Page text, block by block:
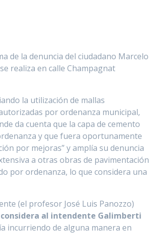
de la denuncia del ciudadano Marcelo
realiza en calle Champagnat
la utilización de mallas
por ordenanza municipal,
da cuenta que la capa de cemento
y que fuera oportunamente
por mejoras” y amplía su denuncia
a otras obras de pavimentación
por ordenanza, lo que considera una
(el profesor José Luis Panozzo)
considera al intendente Galimberti
incurriendo de alguna manera en